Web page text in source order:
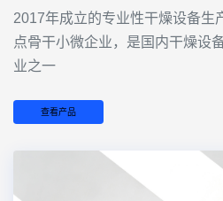
2017年成立的‌专业性干燥设备生
点骨干小微企业，是国内干燥设
业之一
查看产品